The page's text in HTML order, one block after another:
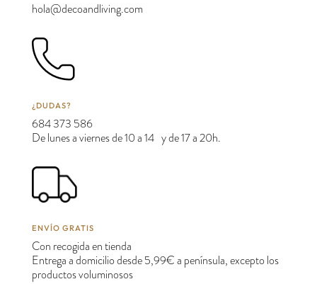
hola@decoandliving.com
¿DUDAS?
684 373 586
De lunes a viernes de 10 a 14 y de 17 a 20h.
ENVÍO GRATIS
Con recogida en tienda
Entrega a domicilio desde 5,99€ a península, excepto los
productos voluminosos